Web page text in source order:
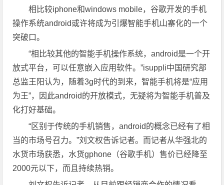
相比较iphone和windows mobile，谷歌开发的手机
操作系统android或许将成为引爆智能手机山寨化的一个
突破口。
“相比较其他的智能手机操作系统，android是一个开
放式平台，可以任意嵌入应用软件。”isuppli中国研究部
总监王阳认为，随着3g时代的到来，智能手机将是“应用
为王”，因此android的开放模式，无疑将为智能手机普及
化打好基础。
“区别于传统的手机销售，android的概念已经有了相
当的市场号召力。”刘文权告诉记者。而记者从华强北的
水货市场获悉，水货gphone（谷歌手机）售价已经降至
2000元以下，而且持续热销。